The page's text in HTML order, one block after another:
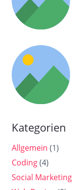
Kategorien
Allgemein (1)
Coding(4)
Social Marketing